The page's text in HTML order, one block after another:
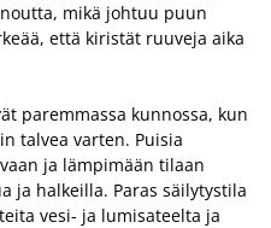
mikä johtuu puun
että kiristät ruuveja aika
paremmassa kunnossa, kun
talvea varten. Puisia
ja lämpimään tilaan
ja halkeilla. Paras säilytystila
vesi- ja lumisateelta ja